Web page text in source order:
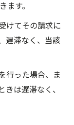
ます。
けてその請求に
遅滞なく、当該
行った場合、ま
は遅滞なく、